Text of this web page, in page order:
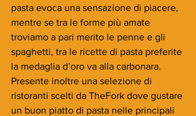
pasta evoca una sensazione di piacere,
mentre se tra le forme più amate
troviamo a pari merito le penne e gli
spaghetti, tra le ricette di pasta preferite
la medaglia d’oro va alla carbonara.
Presente inoltre una selezione di
ristoranti scelti da TheFork dove gustare
un buon piatto di pasta nelle principali